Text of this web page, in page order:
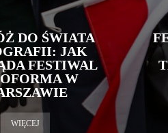
DO ŚWIATA
JAK
FESTIWAL
W
WIĘCEJ